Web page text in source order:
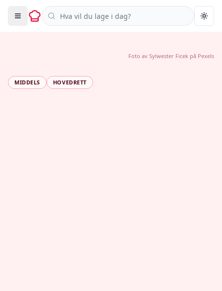
Søk i oppskrifter
MIDDELS HOVEDRETT
Foto av Sylwester Ficek på Pexels